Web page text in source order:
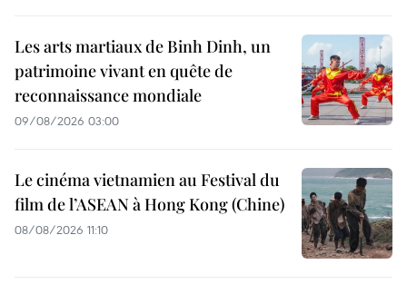
Les arts martiaux de Binh Dinh, un
patrimoine vivant en quête de
reconnaissance mondiale
09/08/2026 03:00
Le cinéma vietnamien au Festival du
film de l’ASEAN à Hong Kong (Chine)
08/08/2026 11:10